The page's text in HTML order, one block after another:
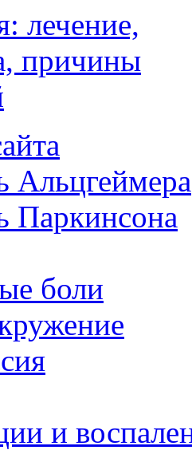
Альцгеймера
Паркинсона
боли
и